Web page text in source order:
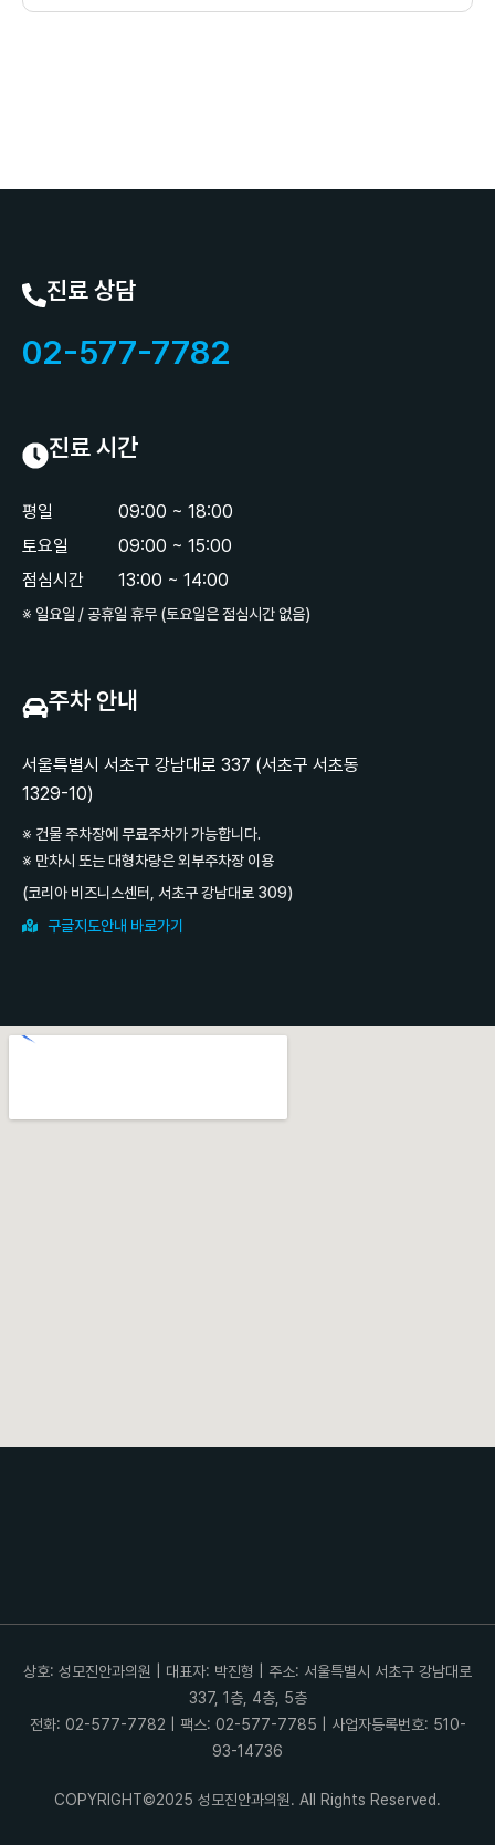
진료 상담
02-577-7782
진료 시간
평일
토요일
점심시간
09:00 ~ 18:00
09:00 ~ 15:00
13:00 ~ 14:00
※ 일요일 / 공휴일 휴무 (토요일은 점심시간 없음)
주차 안내
서울특별시 서초구 강남대로 337 (서초구 서초동
1329-10)
※ 건물 주차장에 무료주차가 가능합니다.
※ 만차시 또는 대형차량은 외부주차장 이용
(코리아 비즈니스센터, 서초구 강남대로 309)
구글지도안내 바로가기
상호: 성모진안과의원 | 대표자: 박진형 | 주소: 서울특별시 서초구 강남대로
337, 1층, 4층, 5층
전화: 02-577-7782 | 팩스: 02-577-7785 | 사업자등록번호: 510-
93-14736
COPYRIGHT©2025 성모진안과의원. All Rights Reserved.